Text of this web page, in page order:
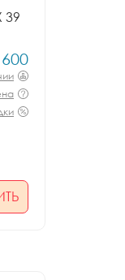
39
600